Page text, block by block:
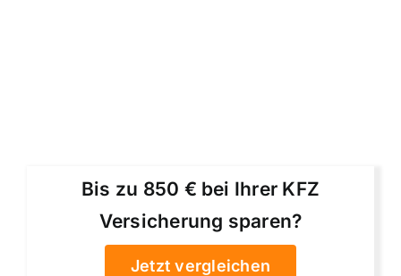
Bis zu 850 € bei Ihrer KFZ
Versicherung sparen?
Jetzt vergleichen